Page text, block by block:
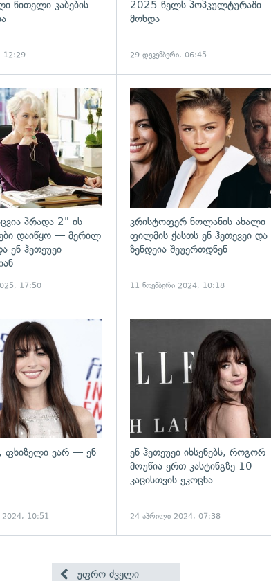
წითელი კაბების
12:29
2025 წელს პოპკულტურაში
მოხდა
29 დეკემბერი, 06:45
გადახედვა
პრადა 2"-ის
დაიწყო — მერილ
ენ ჰეთეუეი
17:50
კრისტოფერ ნოლანის ახალი
ფილმის ქასთს ენ ჰეთევეი და
ზენდეია შეუერთდნენ
11 ნოემბერი 2024, 10:18
ფხიზელი ვარ — ენ
2024, 10:51
ენ ჰეთეუეი იხსენებს, როგორ
მოუწია ერთ კასტინგზე 10
კაცისთვის ეკოცნა
24 აპრილი 2024, 07:38
უფრო ძველი